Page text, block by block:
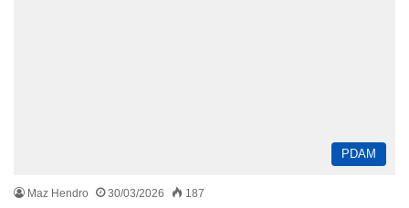
PDAM
Maz Hendro 30/03/2026 187